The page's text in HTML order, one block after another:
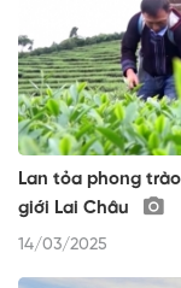
Lan tỏa phong
giới Lai Châu
14/03/2025